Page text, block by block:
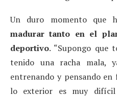
Un duro momento que
madurar tanto en el
deportivo. “Supongo que
tenido una racha mala,
entrenando y pensando
lo exterior es muy